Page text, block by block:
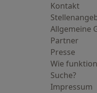
Kontakt
Allgemeine
Partner
Presse
Wie
Suche?
Impressum